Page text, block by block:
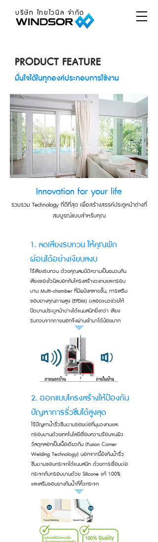
บริษัท ไทยไวนิล จำกัด
PRODUCT FEATURE
มั่นใจได้ในทุกองค์ประกอบการใช้งาน
Innovation for your life
รวบรวม Technology ที่ดีที่สุด เพื่อสร้างสรรค์ประตูหน้าต่างที่
สมบูรณ์แบบสำหรับคุณ
1. ลดเสียงรบกวน ให้คุณพัก
ผ่อนได้อย่างเงียบสงบ
ไร้เสียงรบกวน ด้วยคุณสมบัติความเป็นฉนวนกัน
เสียงของไวนิลบอกกับโครงสร้างวงกบและกรอบ
บาน Multi-chamber ที่มีผนังหลายชั้น, การเสริม
ขอบยางคุณภาพสูง (EPDM) ตลอดแนวช่วยให้
ปิดบานประตูหน้าต่างได้แนบสนิทยิ่งกว่า เสียง
รบกวนจากภายนอกจึงผ่านเข้ามาได้น้อยมาก
2. ออกแบบโครงสร้างให้ป้องกัน
ปัญหาการรั่วซึมได้สูงสุด
ไร้ปัญหาน้ำรั่วซึมตามรอยต่อที่มุมวงกบและ
กรอบบานด้วยเทคโนโลยีเชื่อมความร้อนจนผิว
วัสดุหลอกเป็นเนื้อเดียวกัน (Fusion Corner
Welding Technology) นอกจากนี้ยังกันน้ำรั่ว
ซึมตามขอบกระจกได้แนบสนิท ด้วยการเชื่อมต่อ
กระจกกับกรอบบานด้วย Silicone แท้ 100%
และเสริมขอบยางกันน้ำที่คิ้วกระจก